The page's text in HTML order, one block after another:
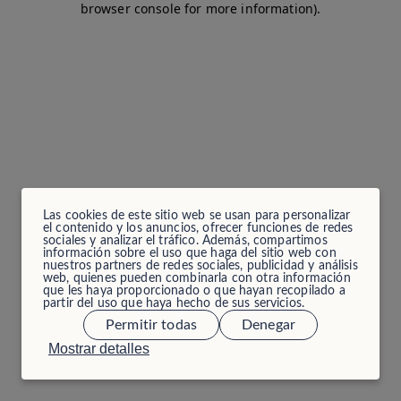
Las cookies de este sitio web se usan para personalizar
el contenido y los anuncios, ofrecer funciones de redes
sociales y analizar el tráfico. Además, compartimos
información sobre el uso que haga del sitio web con
nuestros partners de redes sociales, publicidad y análisis
web, quienes pueden combinarla con otra información
que les haya proporcionado o que hayan recopilado a
partir del uso que haya hecho de sus servicios.
Mostrar detalles
Permitir todas Denegar
browser console for more information).